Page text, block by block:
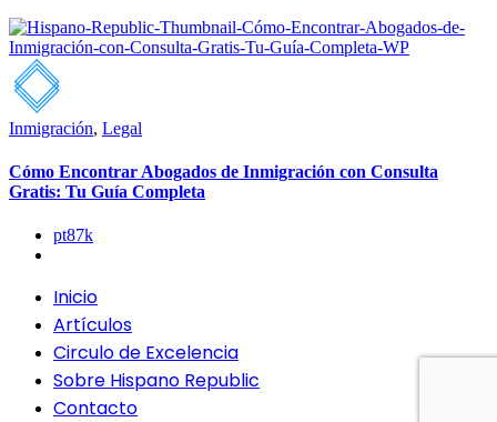
Inmigración, Legal
Cómo Encontrar Abogados de Inmigración con Consulta
Gratis: Tu Guía Completa
pt87k
Inicio
Artículos
Circulo de Excelencia
Sobre Hispano Republic
Contacto